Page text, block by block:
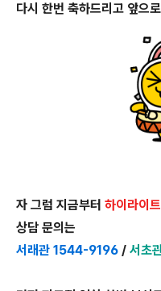
다시 한번 축하드리고 앞으
자 그럼 지금부터 하이라이트
상담 문의는
서래관 1544-9196 / 서초